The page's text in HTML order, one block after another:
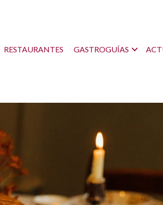
RESTAURANTES GASTROGUÍAS